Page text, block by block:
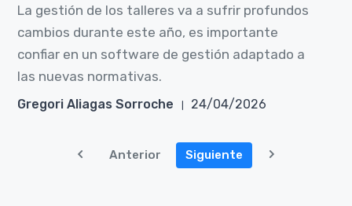
La gestión de los talleres va a sufrir profundos
cambios durante este año, es importante
confiar en un software de gestión adaptado a
las nuevas normativas.
Gregori Aliagas Sorroche 24/04/2026
Anterior Siguiente